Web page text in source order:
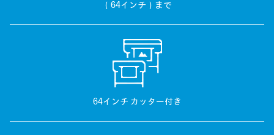
（64インチ）まで
64インチ カッター付き